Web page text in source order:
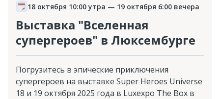
18 октября 10:00 утра — 19 октября 6:00 вечера
Выставка "Вселенная
супергероев" в Люксембурге
Погрузитесь в эпические приключения
супергероев на выставке Super Heroes Universe
18 и 19 октября 2025 года в Luxexpo The Box в